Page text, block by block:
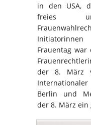
in den USA,
freies
Frauentag
der 8. März
Berlin und
der 8. März ein